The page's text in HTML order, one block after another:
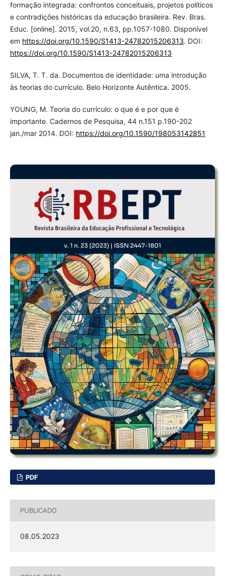
formação integrada: confrontos conceituais, projetos políticos
e contradições históricas da educação brasileira. Rev. Bras.
Educ. [online]. 2015, vol.20, n.63, pp.1057-1080. Disponível
em https://doi.org/10.1590/S1413-24782015206313. DOI:
https://doi.org/10.1590/S1413-24782015206313
SILVA, T. T. da. Documentos de identidade: uma introdução
às teorias do currículo. Belo Horizonte Autêntica. 2005.
YOUNG, M. Teoria do currículo: o que é e por que é
importante. Cadernos de Pesquisa, 44 n.151 p.190-202
jan./mar 2014. DOI: https://doi.org/10.1590/198053142851
PDF
PUBLICADO
08.05.2023